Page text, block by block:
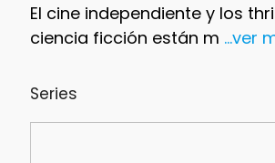
El cine independiente y los
ciencia ficción están m ...ver
Series